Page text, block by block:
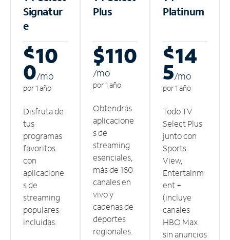
Signatur
e
$10
0/mo
por 1 año
Disfruta de
tus
programas
favoritos
con
aplicacione
s de
streaming
populares
incluidas.
Plus
$110
/mo
por 1 año
Obtendrás
aplicacione
s de
streaming
esenciales,
más de 160
canales en
vivo y
cadenas de
deportes
regionales.
Platinum
$14
5/mo
por 1 año
Todo TV
Select Plus
junto con
Sports
View,
Entertainm
ent +
(incluye
canales
HBO Max
sin anuncios